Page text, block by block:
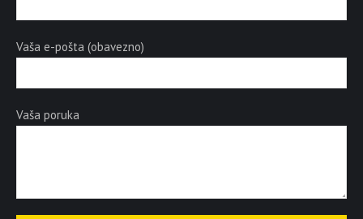
Vaša e-pošta (obavezno)
Vaša poruka